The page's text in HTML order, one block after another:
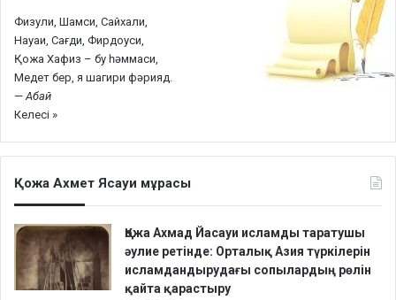
Физули, Шамси, Сайхали,
Науаи, Сағди, Фирдоуси,
Қожа Хафиз – бу һәммаси,
Медет бер, я шагири фәрияд.
— Абай
Келесі »
Қожа Ахмет Ясауи мұрасы
Қожа Ахмад Йасауи исламды таратушы
әулие ретінде: Орталық Азия түркілерін
исламдандырудағы сопылардың рөлін
қайта қарастыру